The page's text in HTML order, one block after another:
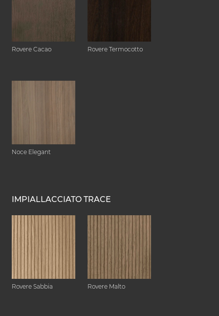
Rovere Cacao Rovere Termocotto
Noce Elegant
IMPIALLACCIATO TRACE
Rovere Sabbia Rovere Malto